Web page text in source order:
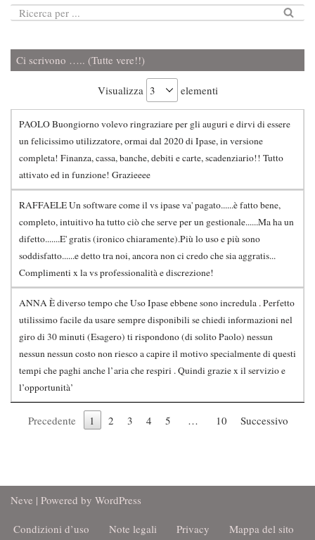
Ci scrivono ….. (Tutte vere!!)
Visualizza elementi
PAOLO Buongiorno volevo ringraziare per gli auguri e dirvi di essere
un felicissimo utilizzatore, ormai dal 2020 di Ipase, in versione
completa! Finanza, cassa, banche, debiti e carte, scadenziario!! Tutto
attivato ed in funzione! Grazieeee
RAFFAELE Un software come il vs ipase va' pagato......è fatto bene,
completo, intuitivo ha tutto ciò che serve per un gestionale......Ma ha un
difetto.......E' gratis (ironico chiaramente).Più lo uso e più sono
soddisfatto......e detto tra noi, ancora non ci credo che sia aggratis...
Complimenti x la vs professionalità e discrezione!
ANNA È diverso tempo che Uso Ipase ebbene sono incredula . Perfetto
utilissimo facile da usare sempre disponibili se chiedi informazioni nel
giro di 30 minuti (Esagero) ti rispondono (di solito Paolo) nessun
nessun nessun costo non riesco a capire il motivo specialmente di questi
tempi che paghi anche l’aria che respiri . Quindi grazie x il servizio e
l’opportunità’
Precedente 1 2 3 4 5 … 10 Successivo
Neve | Powered by WordPress
Condizioni d’uso Note legali Privacy
Mappa del sito